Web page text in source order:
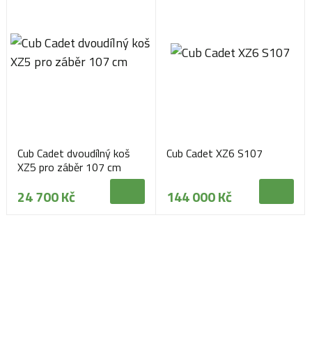
Cub Cadet dvoudílný koš
XZ5 pro záběr 107 cm
24 700 Kč
Cub Cadet XZ6 S107
144 000 Kč